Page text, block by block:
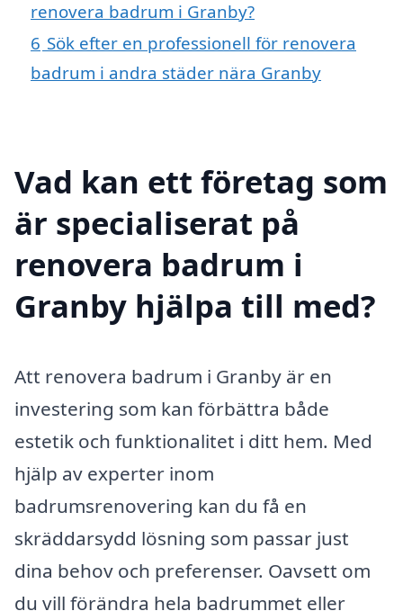
renovera badrum i Granby?
6 Sök efter en professionell för renovera
badrum i andra städer nära Granby
Vad kan ett företag som
är specialiserat på
renovera badrum i
Granby hjälpa till med?
Att renovera badrum i Granby är en
investering som kan förbättra både
estetik och funktionalitet i ditt hem. Med
hjälp av experter inom
badrumsrenovering kan du få en
skräddarsydd lösning som passar just
dina behov och preferenser. Oavsett om
du vill förändra hela badrummet eller